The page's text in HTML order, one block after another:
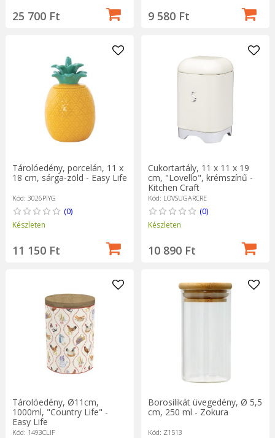
25 700 Ft 9 580 Ft
Tárolóedény, porcelán, 11 x
18 cm, sárga-zöld - Easy Life
Kód: 3026PIYG
(0)
Készleten
11 150 Ft
Cukortartály, 11 x 11 x 19
cm, "Lovello", krémszínű -
Kitchen Craft
Kód: LOVSUGARCRE
(0)
Készleten
10 890 Ft
Tárolóedény, Ø11cm,
1000ml, "Country Life" -
Easy Life
Kód: 1493CLIF
Borosilikát üvegedény, Ø 5,5
cm, 250 ml - Zokura
Kód: Z1513